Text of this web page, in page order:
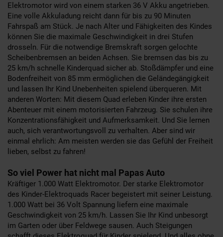
Elektromotor wird von einem starken 36 V Akku angetrieben.
Eine volle Akkuladung reicht dann für bis zu 90 Minuten
Fahrspaß am Stück. Je nach Alter und Fähigkeiten des Kindes
können Sie die maximale Geschwindigkeit in drei Stufen
drosseln. Für die notwendige Bremskraft sorgen gelochte
Scheibenbremsen an beiden Achsen. Sie bremsen das bis zu
25 km/h schnelle Kinderquad sicher ab. Stoßdämpfer und eine
Bodenfreiheit von 85 mm ermöglichen die Geländegängigkeit
und lassen Ihr Kind Unebenheiten spielend überqueren. Mit
anderen Worten: Mit diesem Quad erleben Kinder ihre ersten
Abenteuer mit einem motorisierten Fahrzeug. Sie schulen ihre
Konzentrationsfähigkeit und Aufmerksamkeit. Und Sie lernen
auch, sich verantwortungsvoll zu verhalten. Aber sind wir
einmal ehrlich: Am meisten werden sie das Gefühl der Freiheit
lieben, selbst zu fahren!
So viel Power hat nicht mal Papas Auto
Kräftiger 1.000 Watt Elektromotor. Der starke Elektromotor
des Kinder-Elektroquads Racer begeistert mit seiner Leistung.
1.000 Watt bei 36 Volt Spannung liefern eine maximale
Geschwindigkeit von 25 km/h. Lassen Sie Ihr Kind unbesorgt
im Garten oder über Feldwege sausen. Auch Steigungen